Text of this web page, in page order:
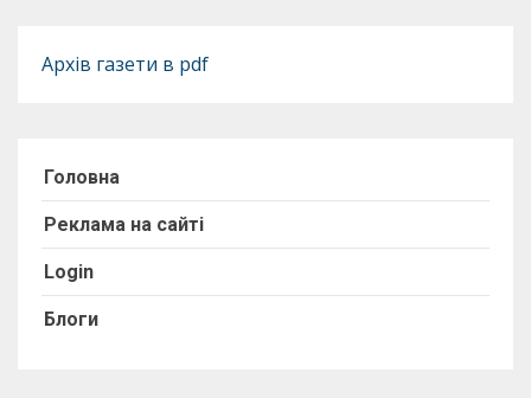
Архів газети в pdf
Головна
Реклама на сайті
Login
Блоги